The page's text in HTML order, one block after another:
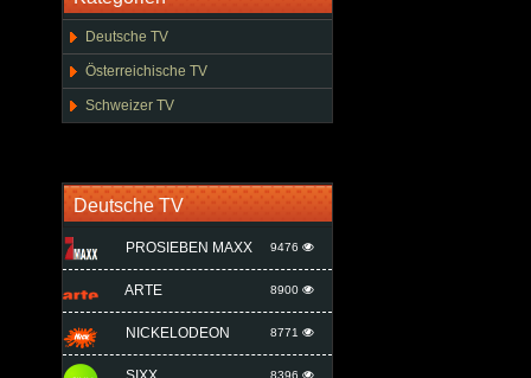
Deutsche TV
Österreichische TV
Schweizer TV
Deutsche TV
PROSIEBEN MAXX 9476
ARTE 8900
NICKELODEON 8771